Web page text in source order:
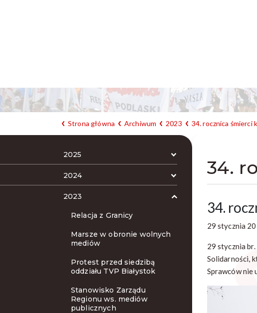
Strona główna Archiwum 2023 34. rocznica śmierci
2025
2024
2023
Relacja z Granicy
Marsze w obronie wolnych
mediów
Protest przed siedzibą
oddziału TVP Białystok
Stanowisko Zarządu
Regionu ws. mediów
publicznych
34.
34.
29 stycznia
29 stycznia
Solidarności,
Sprawców nie